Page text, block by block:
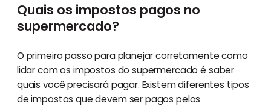
Quais os impostos pagos no
supermercado?
O primeiro passo para planejar corretamente como
lidar com os impostos do supermercado é saber
quais você precisará pagar. Existem diferentes tipos
de impostos que devem ser pagos pelos